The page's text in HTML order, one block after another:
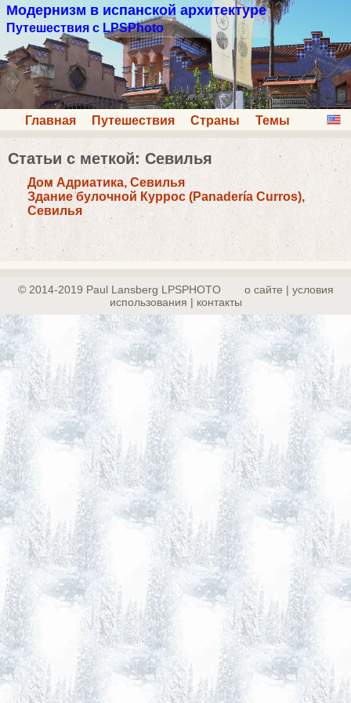
Модернизм в испанской архитектуре
Путешествия с LPSPhoto
Главная Путешествия Страны Темы
Статьи с меткой: Севилья
Дом Адриатика, Севилья
Здание булочной Куррос (Panadería Curros),
Севилья
© 2014-2019 Paul Lansberg LPSPHOTO
о сайте | yсловия
использования | контакты